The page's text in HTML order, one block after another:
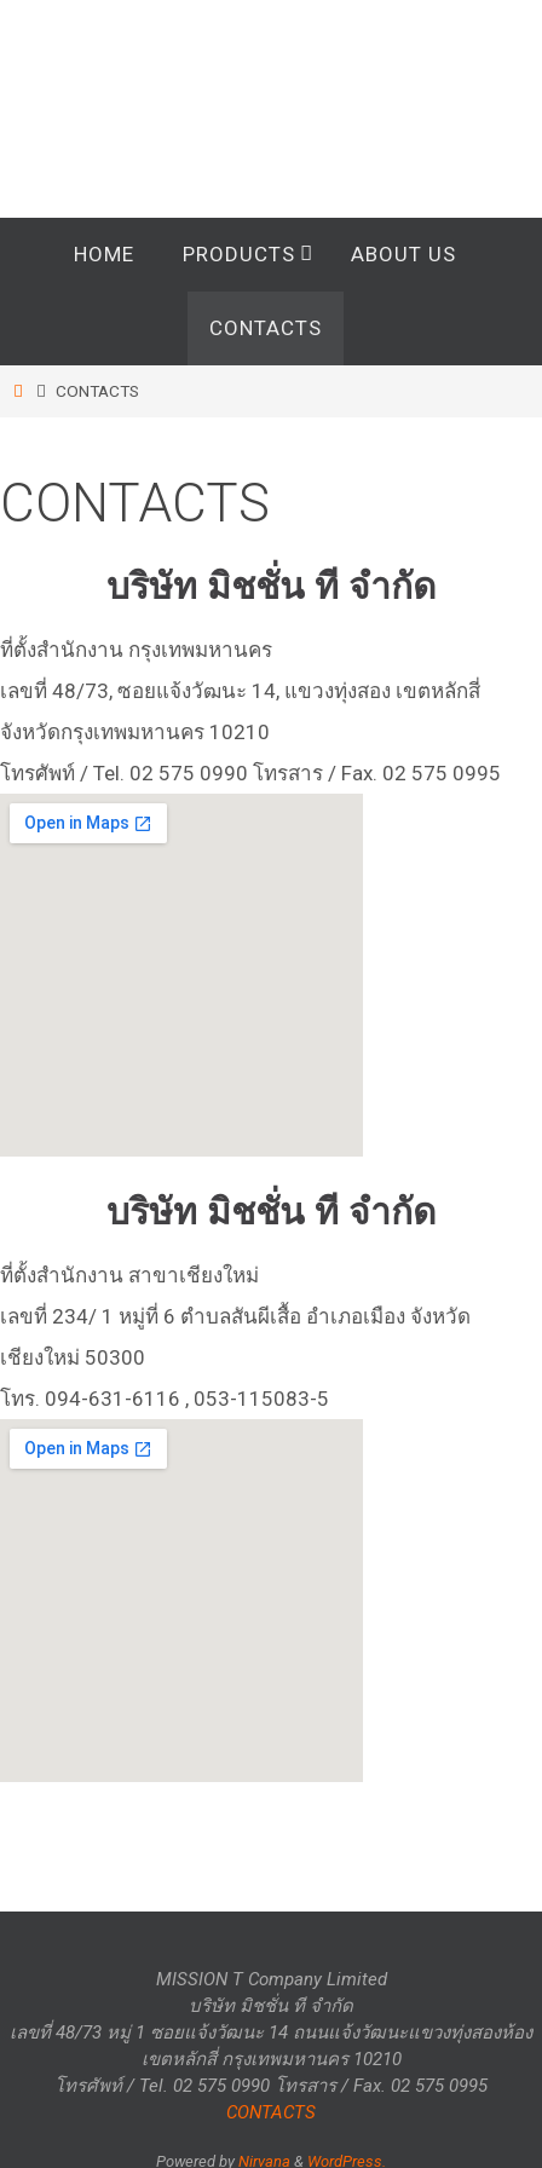
HOME PRODUCTS ABOUT US
CONTACTS
HomeCONTACTS
CONTACTS
บริษัท มิชชั่น ที จำกัด
ที่ตั้งสำนักงาน กรุงเทพมหานคร
เลขที่ 48/73, ซอยแจ้งวัฒนะ 14, แขวงทุ่งสอง เขตหลักสี่
จังหวัดกรุงเทพมหานคร 10210
โทรศัพท์ / Tel. 02 575 0990 โทรสาร / Fax. 02 575 0995
บริษัท มิชชั่น ที จำกัด
ที่ตั้งสำนักงาน สาขาเชียงใหม่
เลขที่ 234/ 1 หมู่ที่ 6 ตำบลสันผีเสื้อ อำเภอเมือง จังหวัด
เชียงใหม่ 50300
โทร. 094-631-6116 , 053-115083-5
MISSION T Company Limited
บริษัท มิชชั่น ที จำกัด
เลขที่ 48/73 หมู่ 1 ซอยแจ้งวัฒนะ 14 ถนนแจ้งวัฒนะแขวงทุ่งสองห้อง
เขตหลักสี่ กรุงเทพมหานคร 10210
โทรศัพท์ / Tel. 02 575 0990 โทรสาร / Fax. 02 575 0995
CONTACTS
Powered by Nirvana & WordPress.